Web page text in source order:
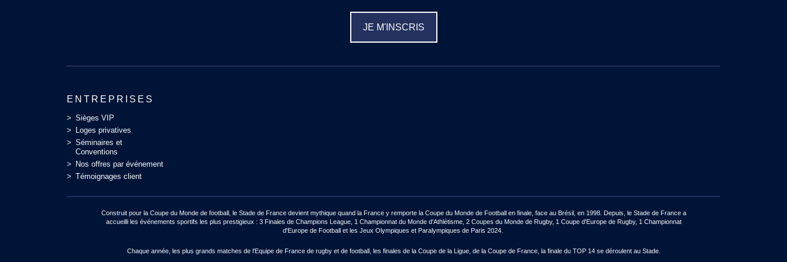
JE M'INSCRIS
ENTREPRISES
Sièges VIP
Loges privatives
Séminaires et
Conventions
Nos offres par événement
Témoignages client
Construit pour la Coupe du Monde de football, le Stade de France devient mythique quand la France y remporte la Coupe du Monde de Football en finale, face au Brésil, en 1998. Depuis, le Stade de France a
accueilli les événements sportifs les plus prestigieux : 3 Finales de Champions League, 1 Championnat du Monde d'Athlétisme, 2 Coupes du Monde de Rugby, 1 Coupe d'Europe de Rugby, 1 Championnat
d'Europe de Football et les Jeux Olympiques et Paralympiques de Paris 2024.
Chaque année, les plus grands matches de l'Equipe de France de rugby et de football, les finales de la Coupe de la Ligue, de la Coupe de France, la finale du TOP 14 se déroulent au Stade.